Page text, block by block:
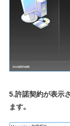
5.許諾契約が表示
ます。